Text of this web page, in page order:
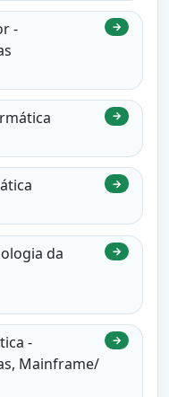
-
→
→
→
da
→
-
Mainframe/
→